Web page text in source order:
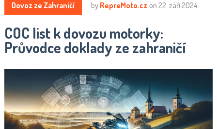
Dovoz ze Zahraničí by RepreMoto.cz on 22. září 2024
COC list k dovozu motorky:
Průvodce doklady ze zahraničí